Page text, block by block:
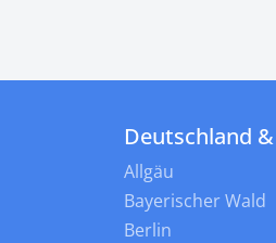
Deutschland
Allgäu
Bayerischer Wald
Berlin